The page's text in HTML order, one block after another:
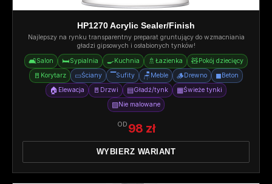
HP1270 Acrylic Sealer/Finish
Najlepszy na rynku transparentny preparat gruntujący do wzmacniania
gładzi gipsowych i osłabionych tynków!
🛋️Salon 🛏️Sypialnia 🍳Kuchnia 🚿 Łazienka 🧸Pokój dziecięcy
🚪 Korytarz ▭Ściany ▔Sufity 🪑 Meble 🪵Drewno ◼Beton
🏠 Elewacja 🚪 Drzwi ▤Gładź/tynk ▦Świeże tynki
▨Nie malowane
OD 98 zł
WYBIERZ WARIANT